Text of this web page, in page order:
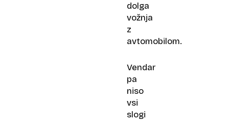
dolga
vožnja
z
avtomobilom.
Vendar
pa
niso
vsi
slogi